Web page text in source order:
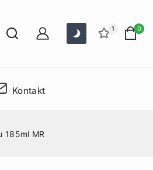
1 0
Kontakt
185ml MR